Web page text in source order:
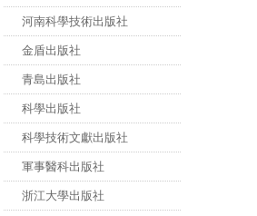
河南科學技術出版社
金盾出版社
青島出版社
科學出版社
科學技術文獻出版社
軍事醫科出版社
浙江大學出版社